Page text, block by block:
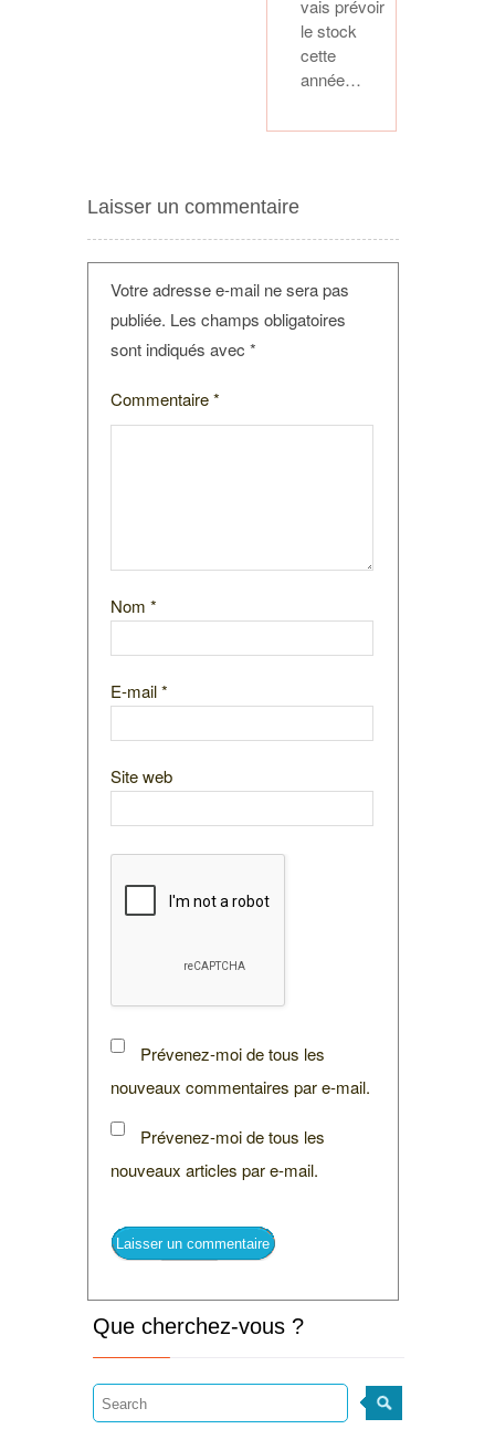
vais prévoir
le stock
cette
année…
Laisser un commentaire
Votre adresse e-mail ne sera pas
publiée. Les champs obligatoires
sont indiqués avec *
Commentaire*
Nom *
E-mail*
Site web
Prévenez-moi de tous les
nouveaux commentaires par e-mail.
Prévenez-moi de tous les
nouveaux articles par e-mail.
Que cherchez-vous ?